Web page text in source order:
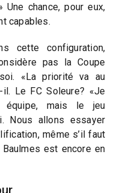
Une chance, pour eux,
capables.
cette configuration,
pas la Coupe
«La priorité va au
il. Le FC Soleure? «Je
équipe, mais le jeu
Nous allons essayer
même s’il faut
est encore en